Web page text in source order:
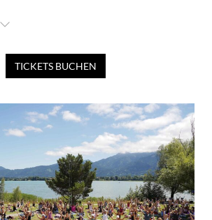
Noh aus Bali, Ralf Bauer und Robert
sowie der ayurvedische
langjährige Erfahrung. Ergänzt wird
über 40 weitere inspirierende
den Bereichen Yoga, Meditation,
und ganzheitliche Körperarbeit.
Flows, regenerierende Yin-
TICKETS BUCHEN